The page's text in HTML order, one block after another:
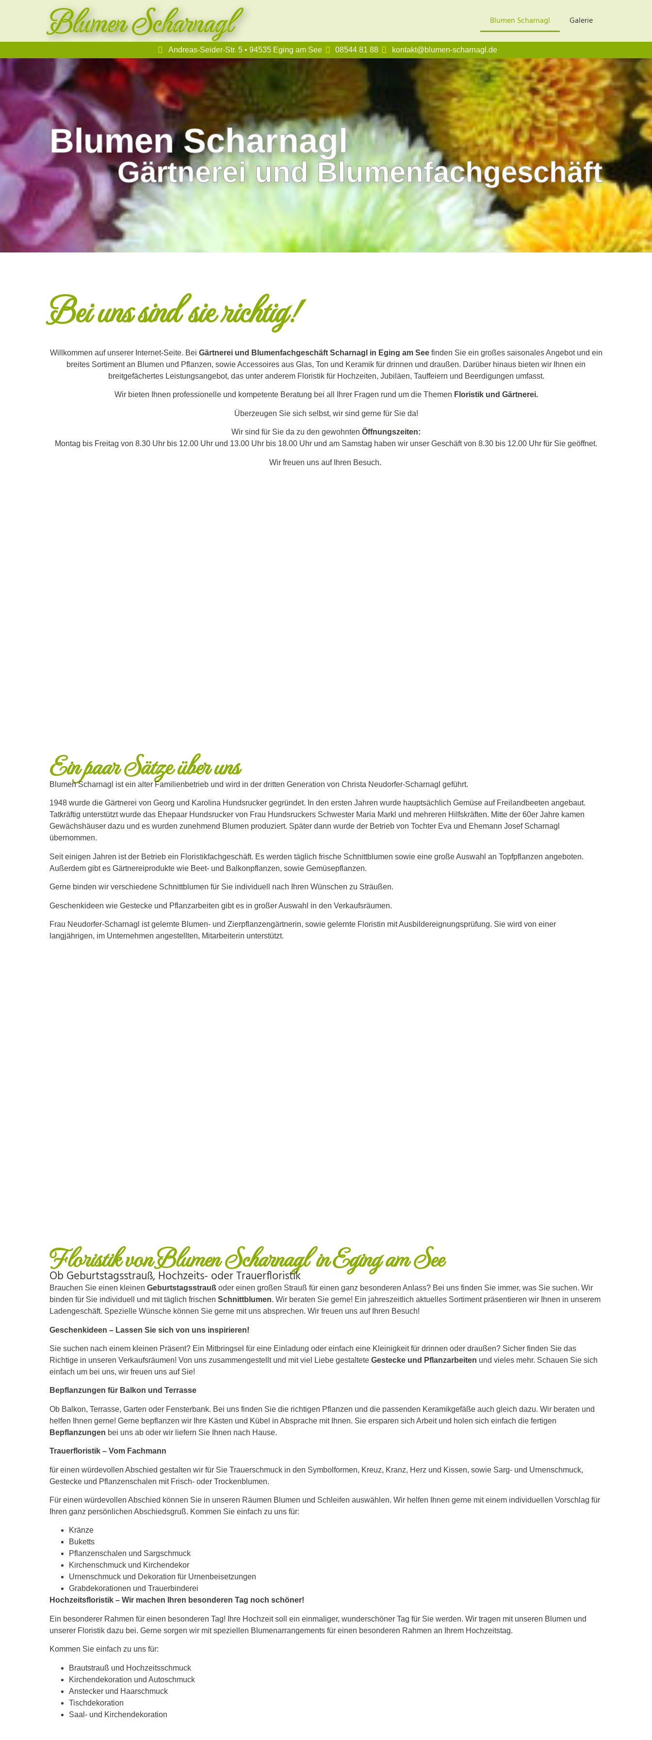
Blumen Scharnagl Blumen Scharnagl Galerie
Andreas-Seider-Str. 5 • 94535 Eging am See 08544 81 88 kontakt@blumen-scharnagl.de
Blumen Scharnagl
Gärtnerei und Blumenfachgeschäft
Bei uns sind sie richtig!
Willkommen auf unserer Internet-Seite. Bei Gärtnerei und Blumenfachgeschäft Scharnagl in Eging am Seefinden Sie ein großes saisonales Angebot und ein
breites Sortiment an Blumen und Pflanzen, sowie Accessoires aus Glas, Ton und Keramik für drinnen und draußen. Darüber hinaus bieten wir Ihnen ein
breitgefächertes Leistungsangebot, das unter anderem Floristik für Hochzeiten, Jubiläen, Tauffeiern und Beerdigungen umfasst.
Wir bieten Ihnen professionelle und kompetente Beratung bei all Ihrer Fragen rund um die Themen Floristik und Gärtnerei.
Überzeugen Sie sich selbst, wir sind gerne für Sie da!
Wir sind für Sie da zu den gewohnten Öffnungszeiten:
Montag bis Freitag von 8.30 Uhr bis 12.00 Uhr und 13.00 Uhr bis 18.00 Uhr und am Samstag haben wir unser Geschäft von 8.30 bis 12.00 Uhr für Sie geöffnet.
Wir freuen uns auf Ihren Besuch.
Ein paar Sätze über uns
Blumen Scharnagl ist ein alter Familienbetrieb und wird in der dritten Generation von Christa Neudorfer-Scharnagl geführt.
1948 wurde die Gärtnerei von Georg und Karolina Hundsrucker gegründet. In den ersten Jahren wurde hauptsächlich Gemüse auf Freilandbeeten angebaut.
Tatkräftig unterstützt wurde das Ehepaar Hundsrucker von Frau Hundsruckers Schwester Maria Markl und mehreren Hilfskräften. Mitte der 60er Jahre kamen
Gewächshäuser dazu und es wurden zunehmend Blumen produziert. Später dann wurde der Betrieb von Tochter Eva und Ehemann Josef Scharnagl
übernommen.
Seit einigen Jahren ist der Betrieb ein Floristikfachgeschäft. Es werden täglich frische Schnittblumen sowie eine große Auswahl an Topfpflanzen angeboten.
Außerdem gibt es Gärtnereiprodukte wie Beet- und Balkonpflanzen, sowie Gemüsepflanzen.
Gerne binden wir verschiedene Schnittblumen für Sie individuell nach Ihren Wünschen zu Sträußen.
Geschenkideen wie Gestecke und Pflanzarbeiten gibt es in großer Auswahl in den Verkaufsräumen.
Frau Neudorfer-Scharnagl ist gelernte Blumen- und Zierpflanzengärtnerin, sowie gelernte Floristin mit Ausbildereignungsprüfung. Sie wird von einer
langjährigen, im Unternehmen angestellten, Mitarbeiterin unterstützt.
Floristik von Blumen Scharnagl in Eging am See
Ob Geburtstagsstrauß, Hochzeits- oder Trauerfloristik
Brauchen Sie einen kleinen Geburtstagsstrauß oder einen großen Strauß für einen ganz besonderen Anlass? Bei uns finden Sie immer, was Sie suchen. Wir
binden für Sie individuell und mit täglich frischen Schnittblumen. Wir beraten Sie gerne! Ein jahreszeitlich aktuelles Sortiment präsentieren wir Ihnen in unserem
Ladengeschäft. Spezielle Wünsche können Sie gerne mit uns absprechen. Wir freuen uns auf Ihren Besuch!
Geschenkideen – Lassen Sie sich von uns inspirieren!
Sie suchen nach einem kleinen Präsent? Ein Mitbringsel für eine Einladung oder einfach eine Kleinigkeit für drinnen oder draußen? Sicher finden Sie das
Richtige in unseren Verkaufsräumen! Von uns zusammengestellt und mit viel Liebe gestaltete Gestecke und Pflanzarbeiten und vieles mehr. Schauen Sie sich
einfach um bei uns, wir freuen uns auf Sie!
Bepflanzungen für Balkon und Terrasse
Ob Balkon, Terrasse, Garten oder Fensterbank. Bei uns finden Sie die richtigen Pflanzen und die passenden Keramikgefäße auch gleich dazu. Wir beraten und
helfen Ihnen gerne! Gerne bepflanzen wir Ihre Kästen und Kübel in Absprache mit Ihnen. Sie ersparen sich Arbeit und holen sich einfach die fertigen
Bepflanzungen bei uns ab oder wir liefern Sie Ihnen nach Hause.
Trauerfloristik – Vom Fachmann
für einen würdevollen Abschied gestalten wir für Sie Trauerschmuck in den Symbolformen, Kreuz, Kranz, Herz und Kissen, sowie Sarg- und Urnenschmuck,
Gestecke und Pflanzenschalen mit Frisch- oder Trockenblumen.
Für einen würdevollen Abschied können Sie in unseren Räumen Blumen und Schleifen auswählen. Wir helfen Ihnen gerne mit einem individuellen Vorschlag für
Ihren ganz persönlichen Abschiedsgruß. Kommen Sie einfach zu uns für:
Kränze
Buketts
Pflanzenschalen und Sargschmuck
Kirchenschmuck und Kirchendekor
Urnenschmuck und Dekoration für Urnenbeisetzungen
Grabdekorationen und Trauerbinderei
Hochzeitsfloristik – Wir machen Ihren besonderen Tag noch schöner!
Ein besonderer Rahmen für einen besonderen Tag! Ihre Hochzeit soll ein einmaliger, wunderschöner Tag für Sie werden. Wir tragen mit unseren Blumen und
unserer Floristik dazu bei. Gerne sorgen wir mit speziellen Blumenarrangements für einen besonderen Rahmen an Ihrem Hochzeitstag.
Kommen Sie einfach zu uns für:
Brautstrauß und Hochzeitsschmuck
Kirchendekoration und Autoschmuck
Anstecker und Haarschmuck
Tischdekoration
Saal- und Kirchendekoration